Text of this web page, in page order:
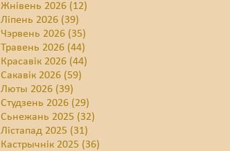
Жнівень 2026 (12)
Ліпень 2026 (39)
Чэрвень 2026 (35)
Травень 2026 (44)
Красавік 2026 (44)
Сакавік 2026 (59)
Люты 2026 (39)
Студзень 2026 (29)
Сьнежань 2025 (32)
Лістапад 2025 (31)
Кастрычнік 2025 (36)